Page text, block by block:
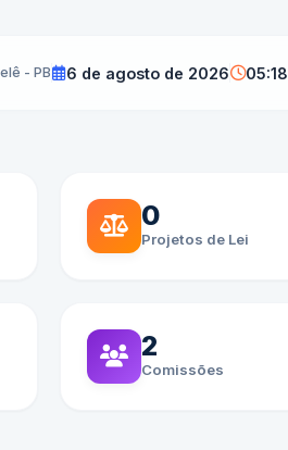
- PB 6 de agosto de 2026 05:18
0
Projetos de Lei
2
Comissões